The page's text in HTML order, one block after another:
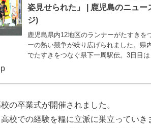
姿見せられた」 | 鹿児島のニュ
ジ)
鹿児島県内12地区のランナーがたすき
ーの熱い競争が繰り広げられました。県
でたすきをつなぐ県下一周駅伝。3日目
の卒業式が開催されました。
校での経験を糧に立派に巣立っていき